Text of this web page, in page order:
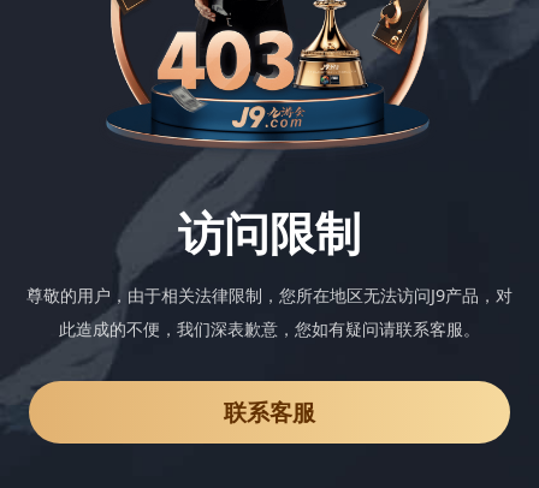
访问限制
尊敬的用户，由于相关法律限制，您所在地区无法访问J9产品，对
此造成的不便，我们深表歉意，您如有疑问请联系客服。
联系客服